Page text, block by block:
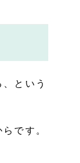
という
です。